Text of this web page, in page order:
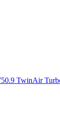
0.9 TwinAir